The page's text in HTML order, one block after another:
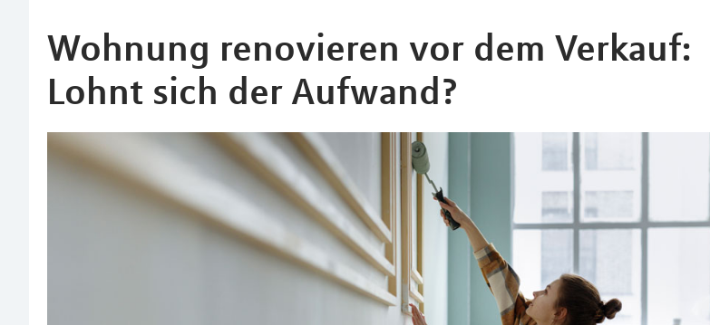
Wohnung renovieren vor dem Verkauf:
Lohnt sich der Aufwand?